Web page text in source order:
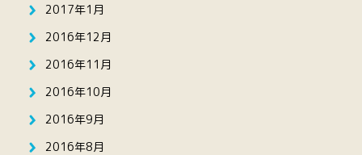
2017年1月
2016年12月
2016年11月
2016年10月
2016年9月
2016年8月